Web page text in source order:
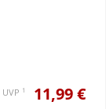
UVP 1 11,99 €